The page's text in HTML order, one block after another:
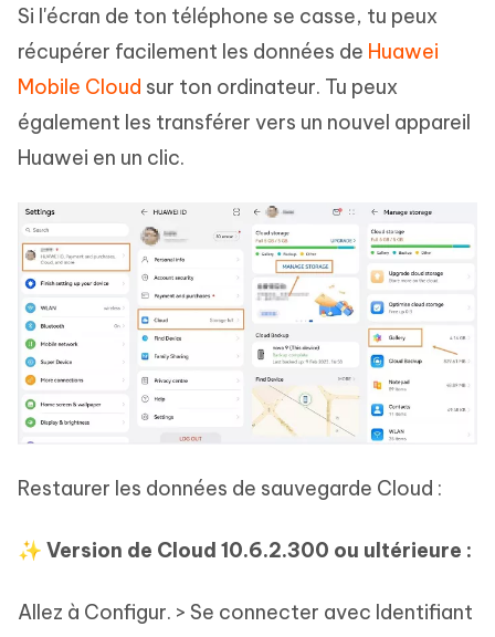
Si l'écran de ton téléphone se casse, tu peux
récupérer facilement les données de Huawei
Mobile Cloud sur ton ordinateur. Tu peux
également les transférer vers un nouvel appareil
Huawei en un clic.
Restaurer les données de sauvegarde Cloud :
✨ Version de Cloud 10.6.2.300 ou ultérieure :
Allez à Configur. > Se connecter avec Identifiant